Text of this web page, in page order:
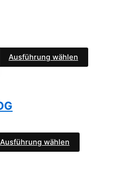
Ausführung wählen
Ausführung wählen